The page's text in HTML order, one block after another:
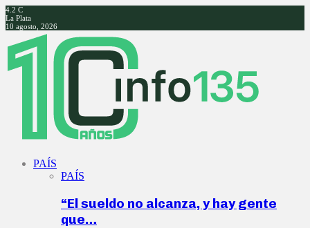
4.2 C
La Plata
10 agosto, 2026
Facebook
Twitter
Instagram
Youtube
PAÍS
PAÍS
“El sueldo no alcanza, y hay gente
que…